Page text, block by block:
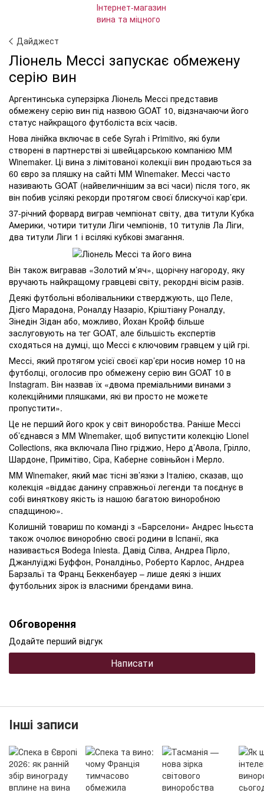
Дайджест
Ліонель Мессі запускає обмежену
серію вин
Аргентинська суперзірка Ліонель Мессі представив
обмежену серію вин під назвою GOAT 10, відзначаючи його
статус найкращого футболіста всіх часів.
Нова лінійка включає в себе Syrah і Primitivo, які були
створені в партнерстві зі швейцарською компанією MM
Winemaker. Ці вина з лімітованої колекції вин продаються за
60 євро за пляшку на сайті MM Winemaker. Мессі часто
називають GOAT (найвеличнішим за всі часи) після того, як
він побив усілякі рекорди протягом своєї блискучої кар’єри.
37-річний форвард виграв чемпіонат світу, два титули Кубка
Америки, чотири титули Ліги чемпіонів, 10 титулів Ла Ліги,
два титули Ліги 1 і всілякі кубкові змагання.
Він також вигравав «Золотий м’яч», щорічну нагороду, яку
вручають найкращому гравцеві світу, рекордні вісім разів.
Деякі футбольні вболівальники стверджують, що Пеле,
Дієго Марадона, Роналду Назаріо, Кріштіану Роналду,
Зінедін Зідан або, можливо, Йохан Кройф більше
заслуговують на тег GOAT, але більшість експертів
сходяться на думці, що Мессі є ключовим гравцем у цій грі.
Мессі, який протягом усієї своєї кар’єри носив номер 10 на
футболці, оголосив про обмежену серію вин GOAT 10 в
Instagram. Він назвав їх «двома преміальними винами з
колекційними пляшками, які ви просто не можете
пропустити».
Це не перший його крок у світ виноробства. Раніше Мессі
об’єднався з MM Winemaker, щоб випустити колекцію Lionel
Collections, яка включала Піно гріджио, Неро д’Авола, Грілло,
Шардоне, Примітіво, Сіра, Каберне совіньйон і Мерло.
MM Winemaker, який має тісні зв’язки з Італією, сказав, що
колекція «віддає данину справжньої легенди та поєднує в
собі виняткову якість із нашою багатою виноробною
спадщиною».
Колишній товариш по команді з «Барселони» Андрес Іньєста
також очолює виноробню своєї родини в Іспанії, яка
називається Bodega Iniesta. Давід Сілва, Андреа Пірло,
Джанлуїджі Буффон, Роналдіньо, Роберто Карлос, Андреа
Барзальї та Франц Беккенбауер – лише деякі з інших
футбольних зірок із власними брендами вина.
Обговорення
Додайте перший відгук
Написати
Інші записи